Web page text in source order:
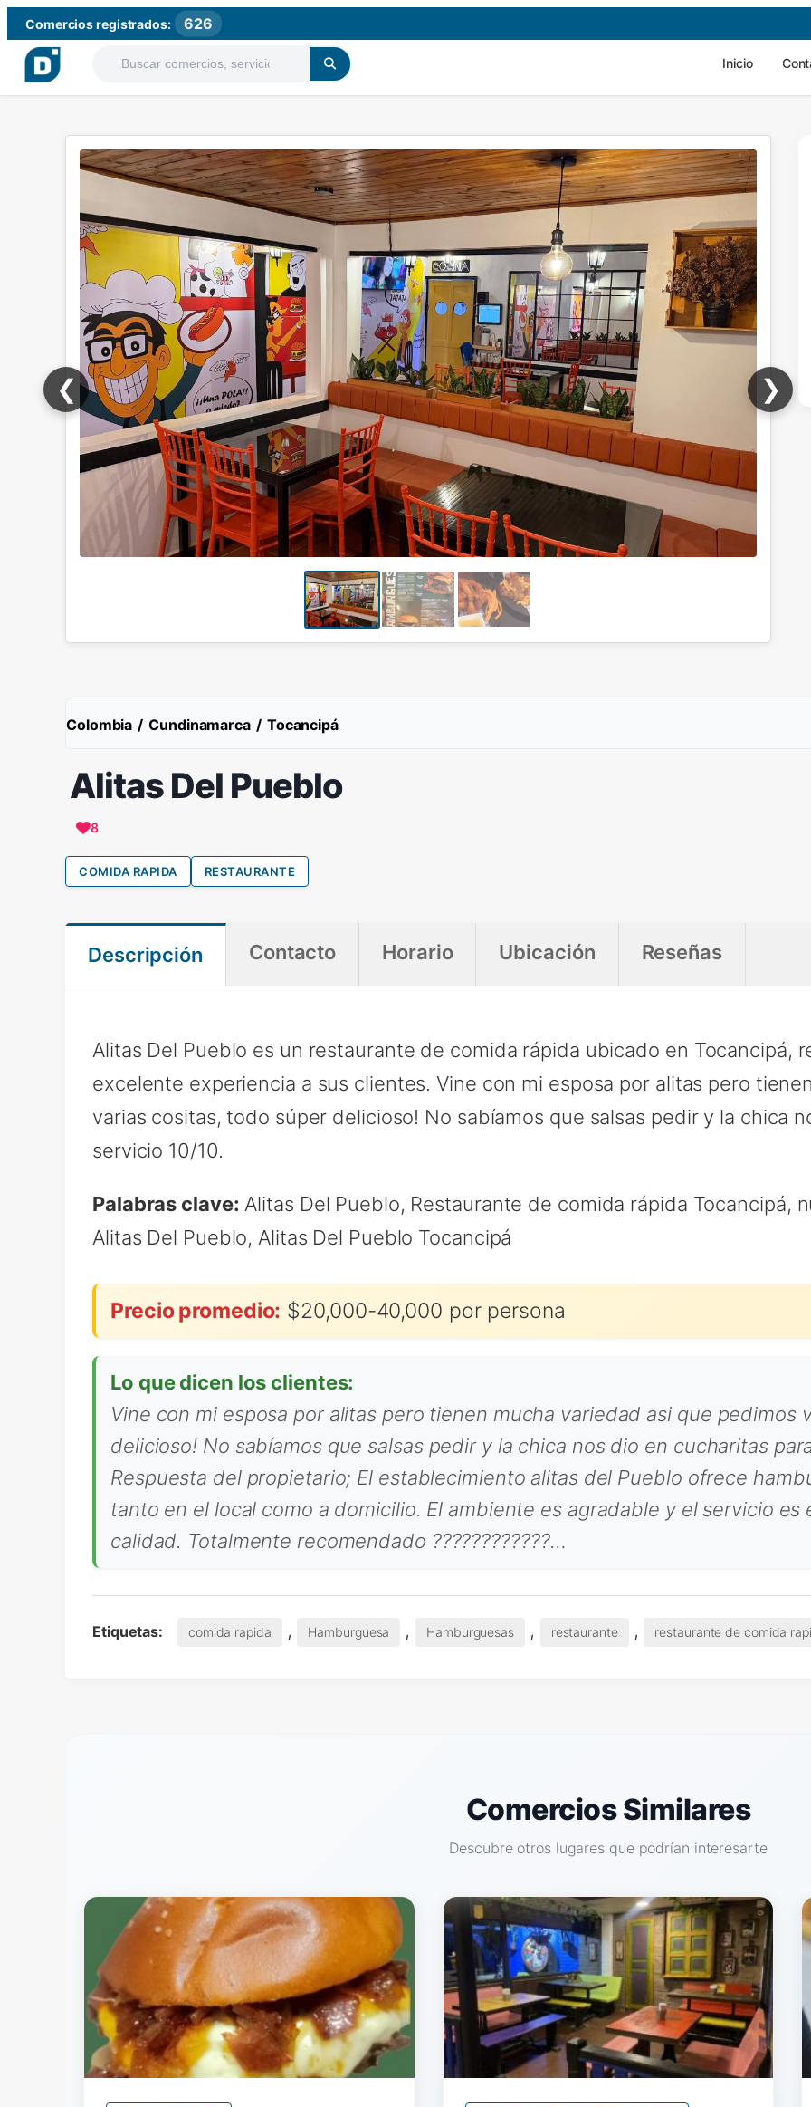
Comercios registrados: 626
Inicio
❮ ❯
Colombia / Cundinamarca / Tocancipá
Alitas Del Pueblo
8
COMIDA RAPIDA RESTAURANTE
Descripción Contacto Horario Ubicación Reseñas
Alitas Del Pueblo es un restaurante de comida rápida ubicado en Tocancipá,
excelente experiencia a sus clientes. Vine con mi esposa por alitas pero
varias cositas, todo súper delicioso! No sabíamos que salsas pedir y la chica
servicio 10/10.
Palabras clave: Alitas Del Pueblo, Restaurante de comida rápida Tocancipá,
Alitas Del Pueblo, Alitas Del Pueblo Tocancipá
Precio promedio: $20,000-40,000 por persona
Lo que dicen los clientes:
Vine con mi esposa por alitas pero tienen mucha variedad asi que pedimos
delicioso! No sabíamos que salsas pedir y la chica nos dio en cucharitas
Respuesta del propietario; El establecimiento alitas del Pueblo ofrece
tanto en el local como a domicilio. El ambiente es agradable y el servicio
calidad. Totalmente recomendado ????????????…
Etiquetas: comida rapida , Hamburguesa , Hamburguesas , restaurante , restaurante de comida
Comercios Similares
Descubre otros lugares que podrían interesarte